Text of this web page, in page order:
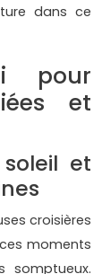
dans ce
pour
et
et
croisières
moments
somptueux.